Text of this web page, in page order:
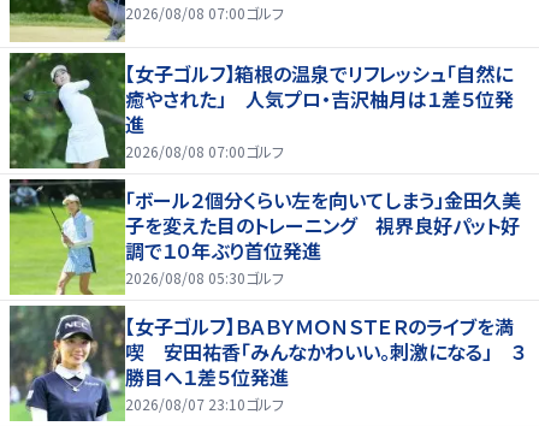
2026/08/08 07:00ゴルフ
【女子ゴルフ】箱根の温泉でリフレッシュ「自然に
癒やされた」 人気プロ・吉沢柚月は１差５位発
進
2026/08/08 07:00ゴルフ
「ボール２個分くらい左を向いてしまう」金田久美
子を変えた目のトレーニング 視界良好パット好
調で１０年ぶり首位発進
2026/08/08 05:30ゴルフ
【女子ゴルフ】ＢＡＢＹＭＯＮＳＴＥＲのライブを満
喫 安田祐香「みんなかわいい。刺激になる」 ３
勝目へ１差５位発進
2026/08/07 23:10ゴルフ